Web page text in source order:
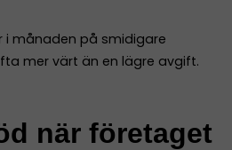
i månaden på smidigare
mer värt än en lägre avgift.
när företaget